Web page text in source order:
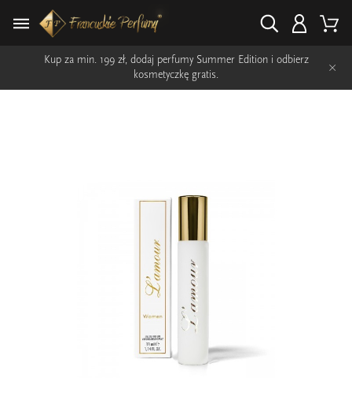
Kup za min. 199 zł, dodaj perfumy Summer Edition i odbierz
kosmetyczkę gratis.
×